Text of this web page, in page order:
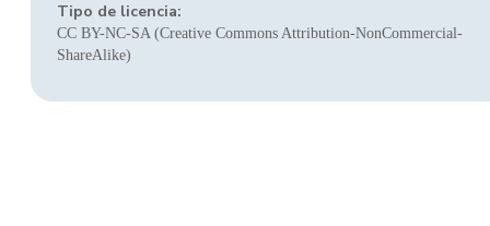
Tipo de licencia:
CC BY-NC-SA (Creative Commons Attribution-NonCommercial-
ShareAlike)